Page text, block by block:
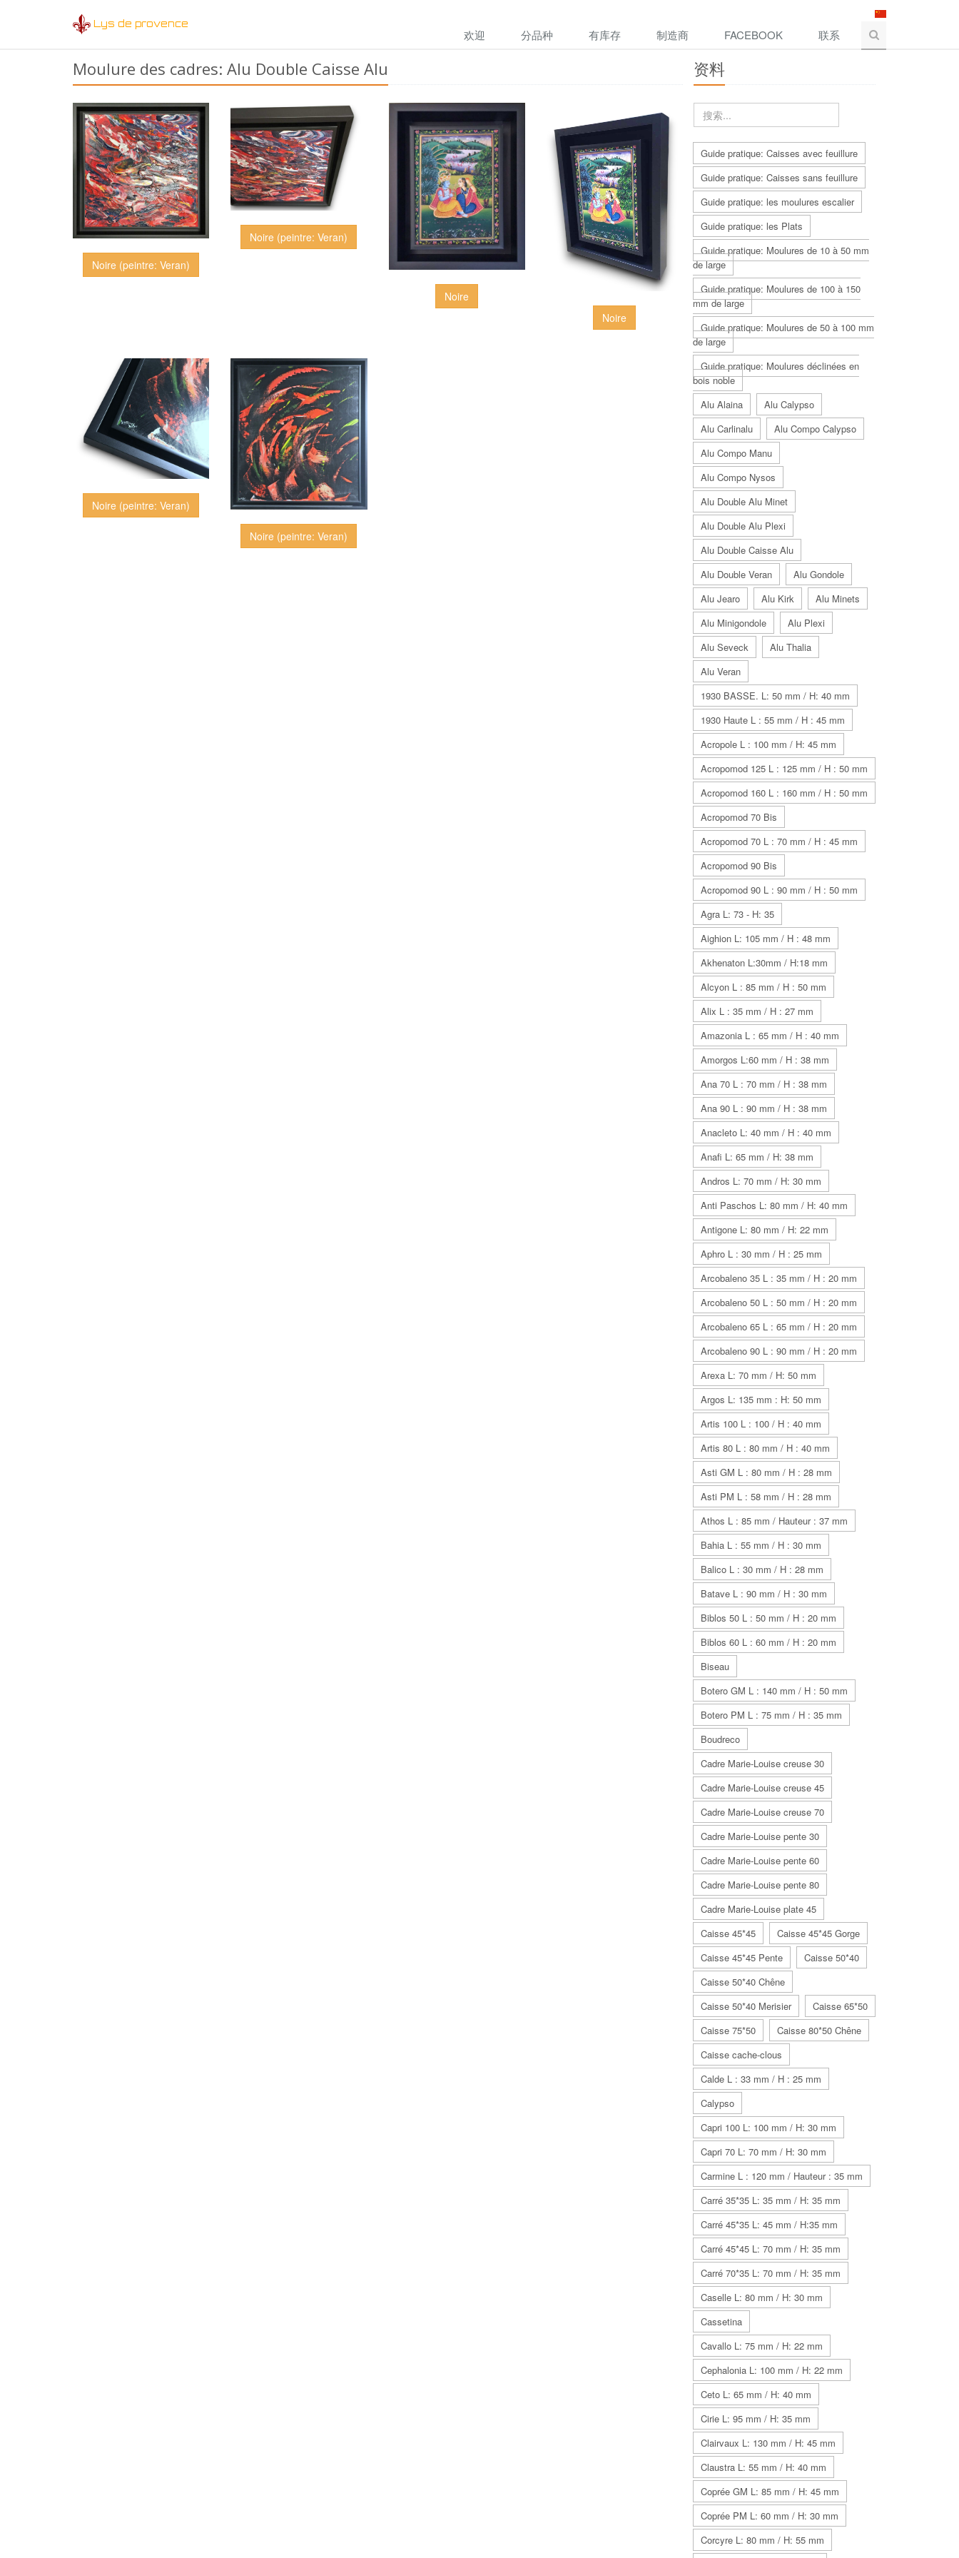
Lys de provence
欢迎 分品种 有库存 制造商 FACEBOOK 联系
Moulure des cadres: Alu Double Caisse Alu
Noire (peintre: Veran)
Noire (peintre: Veran)
Noire
Noire
Noire (peintre: Veran)
Noire (peintre: Veran)
资料
Guide pratique: Caisses avec feuillure
Guide pratique: Caisses sans feuillure
Guide pratique: les moulures escalier
Guide pratique: les Plats
Guide pratique: Moulures de 10 à 50 mm
de large
Guide pratique: Moulures de 100 à 150
mm de large
Guide pratique: Moulures de 50 à 100 mm
de large
Guide pratique: Moulures déclinées en
bois noble
Alu Alaina
Alu Calypso
Alu Carlinalu
Alu Compo Calypso
Alu Compo Manu
Alu Compo Nysos
Alu Double Alu Minet
Alu Double Alu Plexi
Alu Double Caisse Alu
Alu Double Veran
Alu Gondole
Alu Jearo
Alu Kirk
Alu Minets
Alu Minigondole
Alu Plexi
Alu Seveck
Alu Thalia
Alu Veran
1930 BASSE. L: 50 mm / H: 40 mm
1930 Haute L : 55 mm / H : 45 mm
Acropole L : 100 mm / H: 45 mm
Acropomod 125 L : 125 mm / H : 50 mm
Acropomod 160 L : 160 mm / H : 50 mm
Acropomod 70 Bis
Acropomod 70 L : 70 mm / H : 45 mm
Acropomod 90 Bis
Acropomod 90 L : 90 mm / H : 50 mm
Agra L: 73 - H: 35
Aighion L: 105 mm / H : 48 mm
Akhenaton L:30mm / H:18 mm
Alcyon L : 85 mm / H : 50 mm
Alix L : 35 mm / H : 27 mm
Amazonia L : 65 mm / H : 40 mm
Amorgos L:60 mm / H : 38 mm
Ana 70 L : 70 mm / H : 38 mm
Ana 90 L : 90 mm / H : 38 mm
Anacleto L: 40 mm / H : 40 mm
Anafi L: 65 mm / H: 38 mm
Andros L: 70 mm / H: 30 mm
Anti Paschos L: 80 mm / H: 40 mm
Antigone L: 80 mm / H: 22 mm
Aphro L : 30 mm / H : 25 mm
Arcobaleno 35 L : 35 mm / H : 20 mm
Arcobaleno 50 L : 50 mm / H : 20 mm
Arcobaleno 65 L : 65 mm / H : 20 mm
Arcobaleno 90 L : 90 mm / H : 20 mm
Arexa L: 70 mm / H: 50 mm
Argos L: 135 mm : H: 50 mm
Artis 100 L : 100 / H : 40 mm
Artis 80 L : 80 mm / H : 40 mm
Asti GM L : 80 mm / H : 28 mm
Asti PM L : 58 mm / H : 28 mm
Athos L : 85 mm / Hauteur : 37 mm
Bahia L : 55 mm / H : 30 mm
Balico L : 30 mm / H : 28 mm
Batave L : 90 mm / H : 30 mm
Biblos 50 L : 50 mm / H : 20 mm
Biblos 60 L : 60 mm / H : 20 mm
Biseau
Botero GM L : 140 mm / H : 50 mm
Botero PM L : 75 mm / H : 35 mm
Boudreco
Cadre Marie-Louise creuse 30
Cadre Marie-Louise creuse 45
Cadre Marie-Louise creuse 70
Cadre Marie-Louise pente 30
Cadre Marie-Louise pente 60
Cadre Marie-Louise pente 80
Cadre Marie-Louise plate 45
Caisse 45*45
Caisse 45*45 Gorge
Caisse 45*45 Pente
Caisse 50*40
Caisse 50*40 Chêne
Caisse 50*40 Merisier
Caisse 65*50
Caisse 75*50
Caisse 80*50 Chêne
Caisse cache-clous
Calde L : 33 mm / H : 25 mm
Calypso
Capri 100 L: 100 mm / H: 30 mm
Capri 70 L: 70 mm / H: 30 mm
Carmine L : 120 mm / Hauteur : 35 mm
Carré 35*35 L: 35 mm / H: 35 mm
Carré 45*35 L: 45 mm / H:35 mm
Carré 45*45 L: 70 mm / H: 35 mm
Carré 70*35 L: 70 mm / H: 35 mm
Caselle L: 80 mm / H: 30 mm
Cassetina
Cavallo L: 75 mm / H: 22 mm
Cephalonia L: 100 mm / H: 22 mm
Ceto L: 65 mm / H: 40 mm
Cirie L: 95 mm / H: 35 mm
Clairvaux L: 130 mm / H: 45 mm
Claustra L: 55 mm / H: 40 mm
Coprée GM L: 85 mm / H: 45 mm
Coprée PM L: 60 mm / H: 30 mm
Corcyre L: 80 mm / H: 55 mm